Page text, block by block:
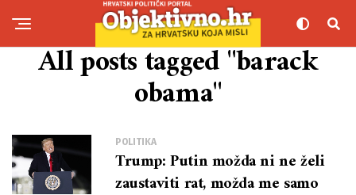
All posts tagged "barack
obama"
POLITIKA
Trump: Putin možda ni ne želi
zaustaviti rat, možda me samo